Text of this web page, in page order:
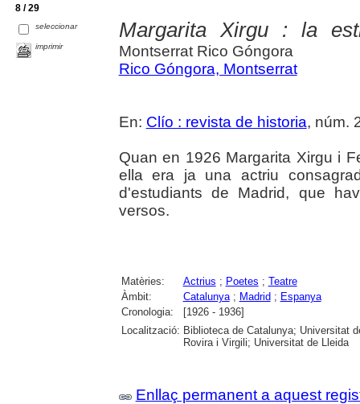
8 / 29
seleccionar
imprimir
Margarita Xirgu : la
Montserrat Rico Góngora
Rico Góngora, Montserrat
En: Clío : revista de historia, núm.
Quan en 1926 Margarita Xirgu i
ella era ja una actriu
d'estudiants de Madrid, que
versos.
Matèries: Actrius ; Poetes ; Teatre
Àmbit:
Catalunya; Madrid ; Espanya
Cronologia:
[1926 - 1936]
Localització: Biblioteca de Catalunya; Universitat
Rovira i Virgili; Universitat de Lleida
Enllaç permanent a aquest